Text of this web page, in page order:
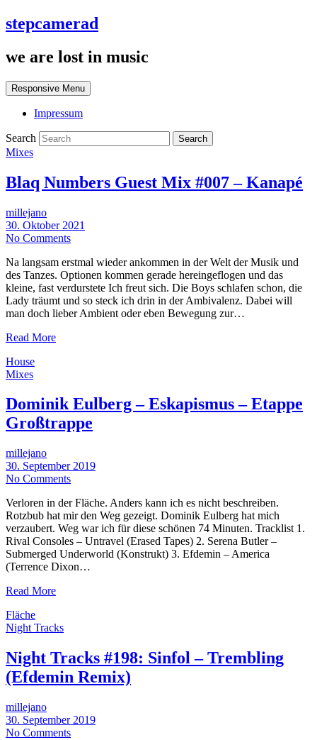
stepcamerad
we are lost in music
Responsive Menu
Impressum
Search
Mixes
Blaq Numbers Guest Mix #007 – Kanapé
millejano
30. Oktober 2021
No Comments
Na langsam erstmal wieder ankommen in der Welt der Musik und
des Tanzes. Optionen kommen gerade hereingeflogen und das
kleine, fast verdurstete Ich freut sich. Die Boys schlafen schon, die
Lady träumt und so steck ich drin in der Ambivalenz. Dabei will
man doch lieber Ambient oder eben Bewegung zur…
Read More
House
Mixes
Dominik Eulberg – Eskapismus – Etappe
Großtrappe
millejano
30. September 2019
No Comments
Verloren in der Fläche. Anders kann ich es nicht beschreiben.
Rotzbub hat mir den Weg gezeigt. Dominik Eulberg hat mich
verzaubert. Weg war ich für diese schönen 74 Minuten. Tracklist 1.
Rival Consoles – Untravel (Erased Tapes) 2. Serena Butler –
Submerged Underworld (Konstrukt) 3. Efdemin – America
(Terrence Dixon…
Read More
Fläche
Night Tracks
Night Tracks #198: Sinfol – Trembling
(Efdemin Remix)
millejano
30. September 2019
No Comments